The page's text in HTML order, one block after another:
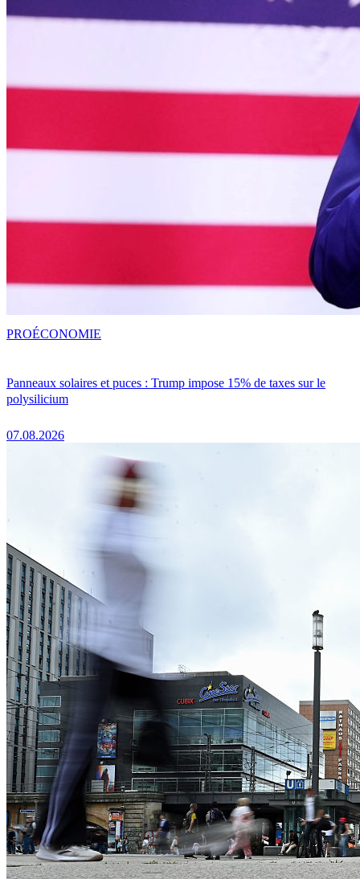
Panneaux solaires et puces : Trump impose 15% de taxes sur le
polysilicium
07.08.2026
PROÉCONOMIE